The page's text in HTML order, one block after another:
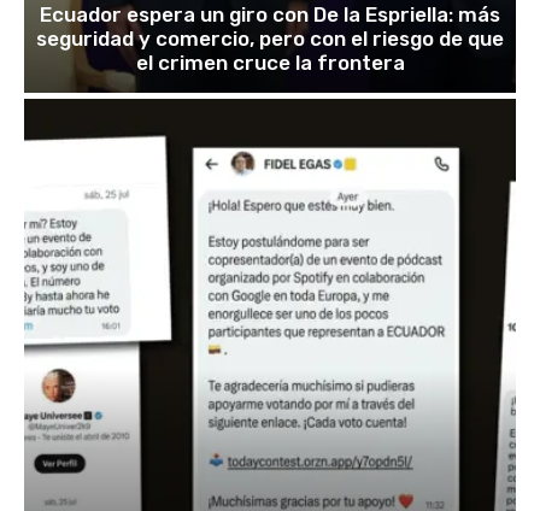
Ecuador espera un giro con De la Espriella: más
seguridad y comercio, pero con el riesgo de que
el crimen cruce la frontera